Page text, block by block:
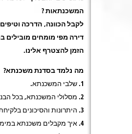
המשכנתאות ?
לקבל הכוונה, הדרכה
דירה מפי מומחים מובילים
הזמן להצטרף אלינו.
מה נלמד בסדנת משכנתא?
1. שלבי המשכנתא.
2. מסלולי המשכנתא, בכל הבנקים.
3. היתרונות והסיכונים בלקיחת משכנתא.
4. איך מקבלים משכנתא במימון גבוהה.